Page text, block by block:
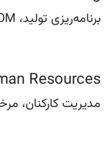
برنامه‌ریزی تولید، BOM، ایستگاه‌های کاری و کنترل کیفیت.
Resources
مدیریت کارکنان،